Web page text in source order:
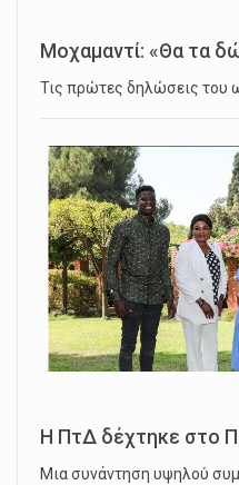
Μοχαμαντί: «Θα τα
Τις πρώτες δηλώσεις του
Η ΠτΔ δέχτηκε στο
Μια συνάντηση υψηλού